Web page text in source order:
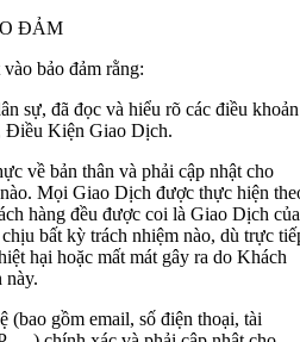
ĐẢM
bảo đảm rằng:
sự, đã đọc và hiểu rõ các điều khoản
Điều Kiện Giao Dịch.
về bản thân và phải cập nhật cho
Mọi Giao Dịch được thực hiện
hàng đều được coi là Giao Dịch của
bất kỳ trách nhiệm nào, dù trực
hại hoặc mất mát gây ra do Khách
này.
(bao gồm email, số điện thoại, tài